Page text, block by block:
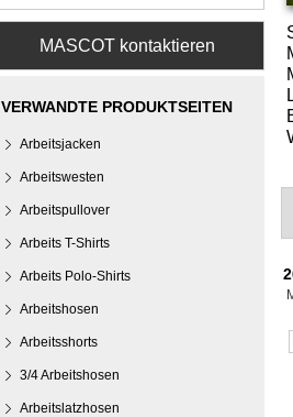
MASCOT kontaktieren
VERWANDTE PRODUKTSEITEN
Arbeitsjacken
Arbeitswesten
Arbeitspullover
Arbeits T-Shirts
Arbeits Polo-Shirts
Arbeitshosen
Arbeitsshorts
3/4 Arbeitshosen
Arbeitslatzhosen